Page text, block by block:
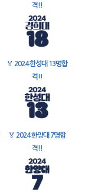
격!!
🏅 2024 한성대 13명합
격!!
🏅 2024 한양대 7명합
격!!